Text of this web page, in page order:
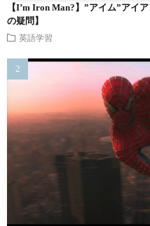
【I’m Iron Man?】”アイム”アイ
の疑問】
英語学習